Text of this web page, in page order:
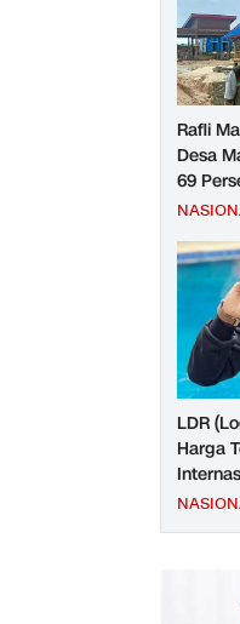
Rafli
Desa
69
LDR
Harga